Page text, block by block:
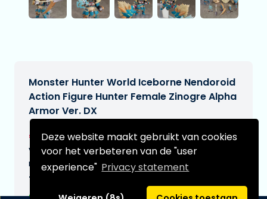
Deze website maakt gebruikt van cookies
voor het verbeteren van de "user
experience" Privacy statement
Monster Hunter World Iceborne Nendoroid
Action Figure Hunter Female Zinogre Alpha
Armor Ver. DX
€89,95[Onder voorbehoud]
Verwachtte leverdatum:
n.v.t.
Type: